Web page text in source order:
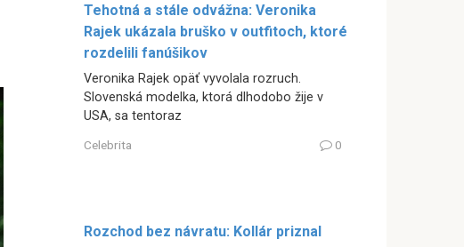
Tehotná a stále odvážna: Veronika
Rajek ukázala bruško v outfitoch, ktoré
rozdelili fanúšikov
Veronika Rajek opäť vyvolala rozruch.
Slovenská modelka, ktorá dlhodobo žije v
USA, sa tentoraz
Celebrita 0
Rozchod bez návratu: Kollár priznal